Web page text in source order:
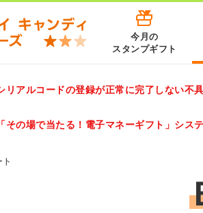
今月の
スタンプギフト
リアルコードの登録が正常に完了しない不
「その場で当たる！電子マネーギフト」シス